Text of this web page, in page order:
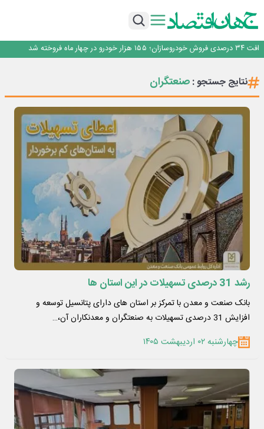
ساماندهی صنعت تلفن همراه در انتظارسیاست جدیددولت؛حمایت ازتولید وخدمات
افت ۳۴ درصدی فروش خودروسازان؛ ۱۵۵ هزار خودرو در چهار ماه فروخته شد
توسعه زنجیره صنعت مس با تکیه بر اکتشاف و مدل‌های نوین تأمین مالی
ساماندهی صنعت تلفن همراه در انتظارسیاست جدیددولت؛حمایت ازتولید وخدمات
نتایج جستجو :صنعتگران
رشد 31 درصدی تسهیلات در این استان ها
بانک صنعت و معدن با تمرکز بر استان های دارای پتانسیل توسعه و
افزایش 31 درصدی تسهیلات به صنعتگران و معدنکاران آن،…
چهارشنبه ۰۲ اردیبهشت ۱۴۰۵